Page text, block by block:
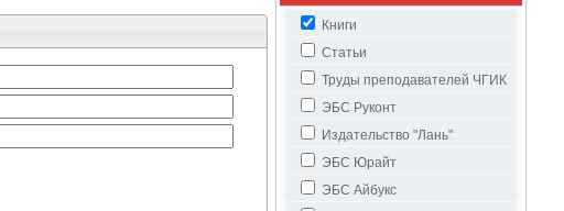
Книги
Статьи
Труды преподавателей ЧГИК
ЭБС Руконт
Издательство "Лань"
ЭБС Юрайт
ЭБС Айбукс